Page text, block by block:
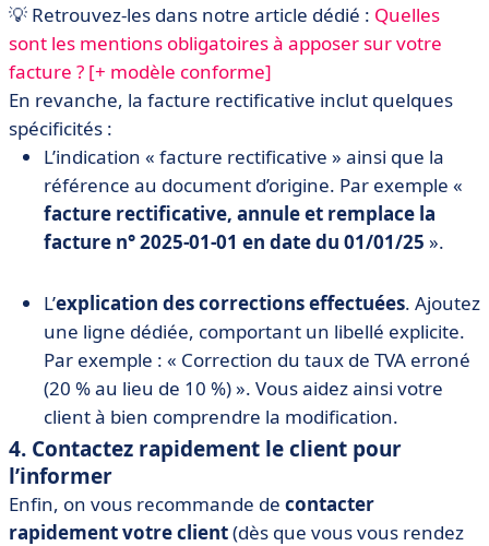
💡 Retrouvez-les dans notre article dédié : Quelles
sont les mentions obligatoires à apposer sur votre
facture ? [+ modèle conforme]
En revanche, la facture rectificative inclut quelques
spécificités :
L’indication « facture rectificative » ainsi que la
référence au document d’origine. Par exemple «
facture rectificative, annule et remplace la
facture n° 2025-01-01 en date du 01/01/25 ».
L’explication des corrections effectuées. Ajoutez
une ligne dédiée, comportant un libellé explicite.
Par exemple : « Correction du taux de TVA erroné
(20 % au lieu de 10 %) ». Vous aidez ainsi votre
client à bien comprendre la modification.
4. Contactez rapidement le client pour
l’informer
Enfin, on vous recommande de contacter
rapidement votre client(dès que vous vous rendez